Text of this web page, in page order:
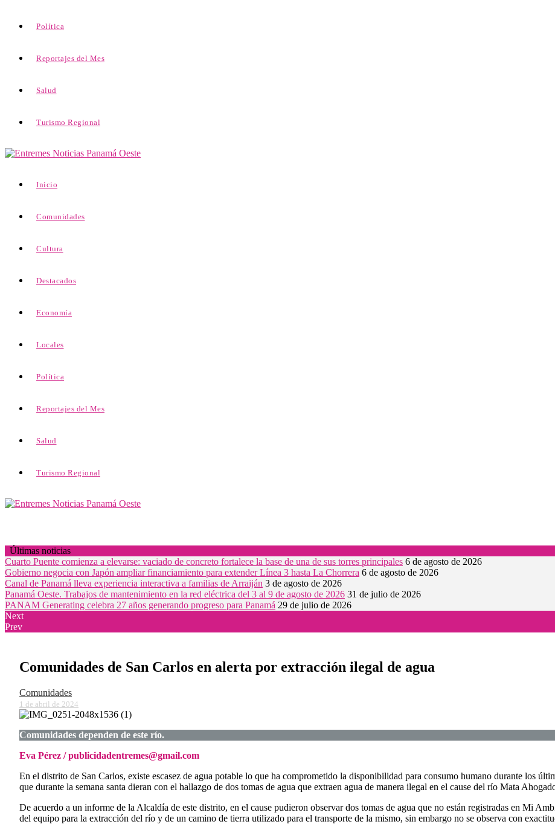
Política
Reportajes del Mes
Salud
Turismo Regional
Inicio
Comunidades
Cultura
Destacados
Economía
Locales
Política
Reportajes del Mes
Salud
Turismo Regional
Últimas noticias
Cuarto Puente comienza a elevarse: vaciado de concreto fortalece la base de una de sus torres principales 6 de agosto de 2026
Gobierno negocia con Japón ampliar financiamiento para extender Línea 3 hasta La Chorrera 6 de agosto de 2026
Canal de Panamá lleva experiencia interactiva a familias de Arraiján 3 de agosto de 2026
Panamá Oeste. Trabajos de mantenimiento en la red eléctrica del 3 al 9 de agosto de 2026 31 de julio de 2026
PANAM Generating celebra 27 años generando progreso para Panamá 29 de julio de 2026
Next
Prev
Comunidades de San Carlos en alerta por extracción ilegal de agua
Comunidades
1 de abril de 2024
Comunidades dependen de este río.
Eva Pérez / publicidadentremes@gmail.com
En el distrito de San Carlos, existe escasez de agua potable lo que ha comprometido la disponibilidad para consumo humano durante los
que durante la semana santa dieran con el hallazgo de dos tomas de agua que extraen agua de manera ilegal en el cause del río Mata
De acuerdo a un informe de la Alcaldía de este distrito, en el cause pudieron observar dos tomas de agua que no están registradas en Mi
del equipo para la extracción del río y de un camino de tierra utilizado para el transporte de la mismo, sin embargo no se observa con